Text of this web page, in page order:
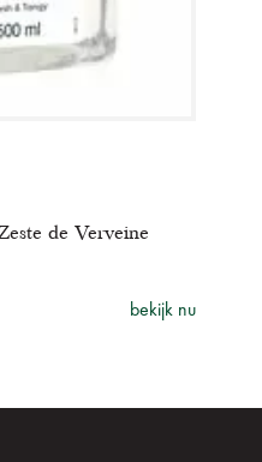
de Verveine
bekijk nu